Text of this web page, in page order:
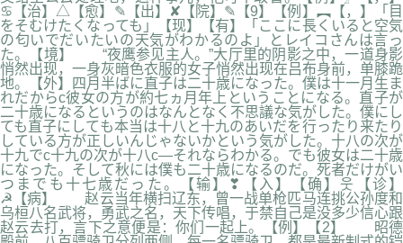
♋【治】△【愈】✎【出】✘【院】✎【9】【例】︻【，】「目
をそむけたくなっても」【现】【有】「ここに長くいると空気
の匂いでだいたいの天気がわかるのよ」とレイコさんは言っ
た。【境】 “夜鹰参见主人。”大厅里的阴影之中，一道身影
悄然出现，一身灰暗色衣服的女子悄然出现在吕布身前，单膝跪
地。【外】四月半ばに直子は二十歳になった。僕は十一月生ま
れだからc彼女の方が約七ヵ月年上ということになる。直子が
二十歳になるというのはなんとなく不思議な気がした。僕にし
ても直子にしても本当は十八と十九のあいだを行ったり来たり
している方が正しいんじゃないかという気がした。十八の次が
十九でc十九の次が十八c―それならわかる。でも彼女は二十歳
になった。そして秋には僕も二十歳になるのだ。死者だけがい
つまでも十七歳だった。【输】❣【入】【确】웃【诊】
☭【病】 赵云当年横扫辽东，曾一战单枪匹马连挑公孙度和
乌桓八名武将，勇武之名，天下传唱，于禁自己是没多少信心跟
赵云去打，言下之意便是：你们一起上。【例】【2】 昭德